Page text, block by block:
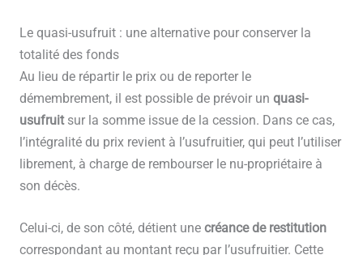
Le quasi-usufruit : une alternative pour conserver la
totalité des fonds
Au lieu de répartir le prix ou de reporter le
démembrement, il est possible de prévoir un quasi-
usufruitsur la somme issue de la cession. Dans ce cas,
l’intégralité du prix revient à l’usufruitier, qui peut l’utiliser
librement, à charge de rembourser le nu-propriétaire à
son décès.
Celui-ci, de son côté, détient une créance de restitution
correspondant au montant reçu par l’usufruitier. Cette